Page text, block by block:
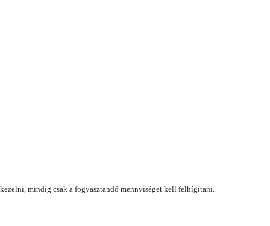
mindig csak a fogyasztandó mennyiséget kell felhígítani.